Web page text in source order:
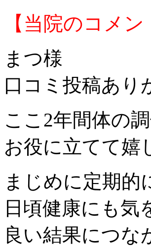
【当院のコメン
まつ様
口コミ投稿あり
ここ2年間体の
お役に立てて嬉
まじめに定期的
日頃健康にも
良い結果につな